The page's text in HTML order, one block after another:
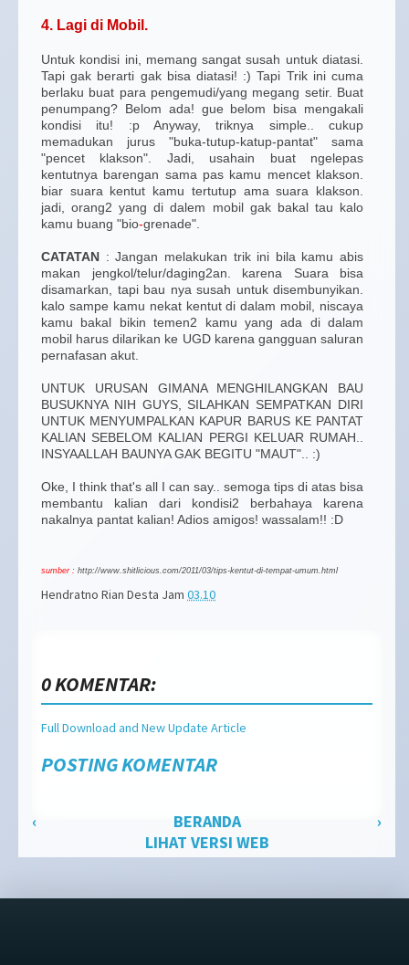
4. Lagi di Mobil.
Untuk kondisi ini, memang sangat susah untuk diatasi.
Tapi gak berarti gak bisa diatasi! :) Tapi Trik ini cuma
berlaku buat para pengemudi/yang megang setir. Buat
penumpang? Belom ada! gue belom bisa mengakali
kondisi itu! :p Anyway, triknya simple.. cukup
memadukan jurus "buka-tutup-katup-pantat" sama
"pencet klakson". Jadi, usahain buat ngelepas
kentutnya barengan sama pas kamu mencet klakson.
biar suara kentut kamu tertutup ama suara klakson.
jadi, orang2 yang di dalem mobil gak bakal tau kalo
kamu buang "bio-grenade".
CATATAN : Jangan melakukan trik ini bila kamu abis
makan jengkol/telur/daging2an. karena Suara bisa
disamarkan, tapi bau nya susah untuk disembunyikan.
kalo sampe kamu nekat kentut di dalam mobil, niscaya
kamu bakal bikin temen2 kamu yang ada di dalam
mobil harus dilarikan ke UGD karena gangguan saluran
pernafasan akut.
UNTUK URUSAN GIMANA MENGHILANGKAN BAU
BUSUKNYA NIH GUYS, SILAHKAN SEMPATKAN DIRI
UNTUK MENYUMPALKAN KAPUR BARUS KE PANTAT
KALIAN SEBELOM KALIAN PERGI KELUAR RUMAH..
INSYAALLAH BAUNYA GAK BEGITU "MAUT".. :)
Oke, I think that's all I can say.. semoga tips di atas bisa
membantu kalian dari kondisi2 berbahaya karena
nakalnya pantat kalian! Adios amigos! wassalam!! :D
sumber : http://www.shitlicious.com/2011/03/tips-kentut-di-tempat-umum.html
Hendratno Rian Desta Jam 03.10
0 KOMENTAR:
Full Download and New Update Article
POSTING KOMENTAR
‹ ›
BERANDA
LIHAT VERSI WEB